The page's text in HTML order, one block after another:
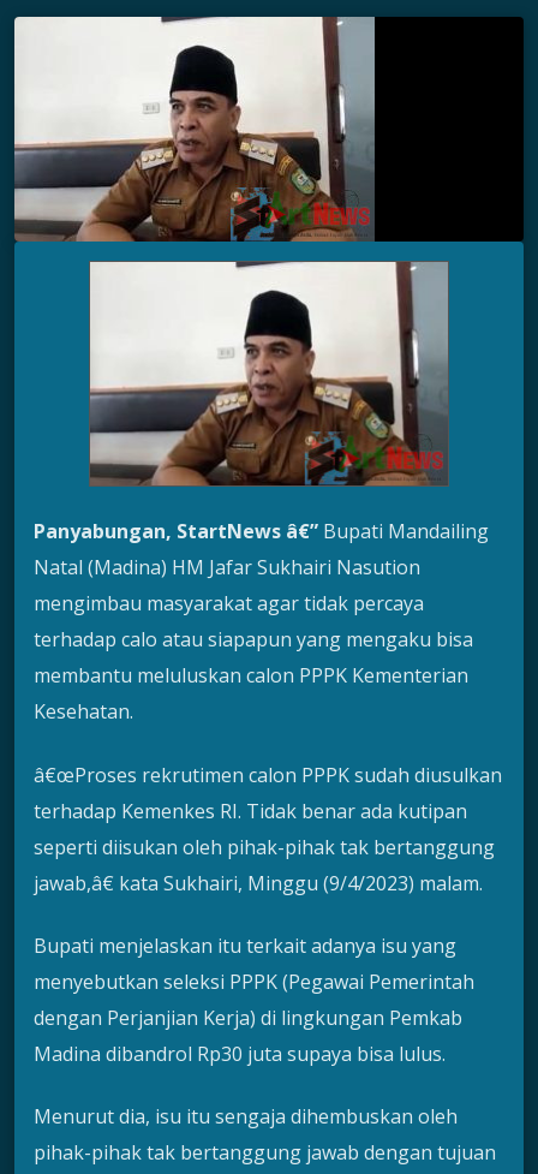
Panyabungan, StartNews â€” Bupati Mandailing
Natal (Madina) HM Jafar Sukhairi Nasution
mengimbau masyarakat agar tidak percaya
terhadap calo atau siapapun yang mengaku bisa
membantu meluluskan calon PPPK Kementerian
Kesehatan.
â€œProses rekrutimen calon PPPK sudah diusulkan
terhadap Kemenkes RI. Tidak benar ada kutipan
seperti diisukan oleh pihak-pihak tak bertanggung
jawab,â€ kata Sukhairi, Minggu (9/4/2023) malam.
Bupati menjelaskan itu terkait adanya isu yang
menyebutkan seleksi PPPK (Pegawai Pemerintah
dengan Perjanjian Kerja) di lingkungan Pemkab
Madina dibandrol Rp30 juta supaya bisa lulus.
Menurut dia, isu itu sengaja dihembuskan oleh
pihak-pihak tak bertanggung jawab dengan tujuan